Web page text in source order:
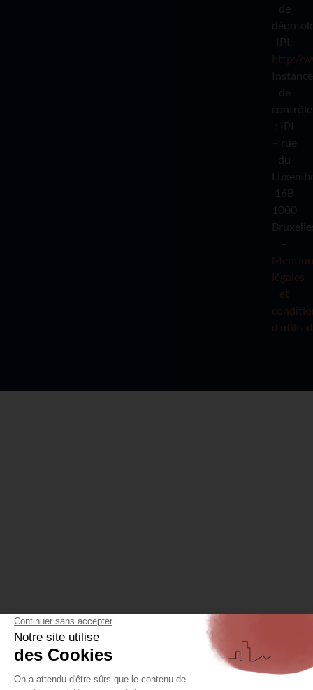
de
IPI:
http://
Instance
de
contrôle
: IPI
– rue
du
16B
1000
–
légales
et